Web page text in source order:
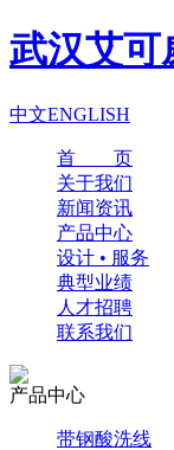
武汉艾可
中文ENGLISH
首 页
关于我们
新闻资讯
产品中心
设计 • 服务
典型业绩
人才招聘
联系我们
产品中心
带钢酸洗线